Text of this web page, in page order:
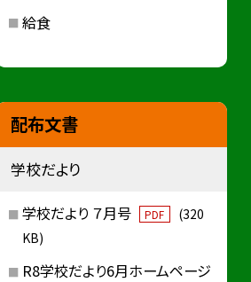
給食
配布文書
学校だより
学校だより ７月号 PDF
(320
KB)
R8学校だより6月ホームページ